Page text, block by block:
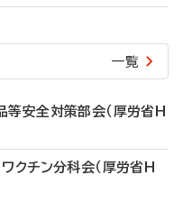
一覧
安全対策部会（厚労省H
クチン分科会（厚労省H